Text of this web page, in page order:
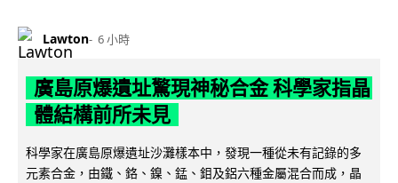
Lawton 6 小時
廣島原爆遺址驚現神秘合金 科學家指晶
體結構前所未見
科學家在廣島原爆遺址沙灘樣本中，發現一種從未有記錄的多
元素合金，由鐵、鉻、鎳、錳、鉬及鋁六種金屬混合而成，晶